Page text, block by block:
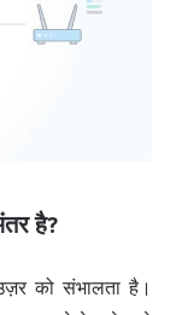
है?
को संभालता है।